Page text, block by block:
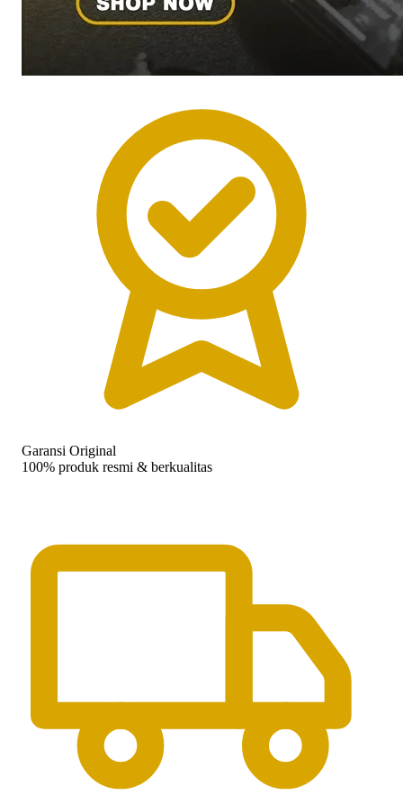
Garansi Original
100% produk resmi & berkualitas